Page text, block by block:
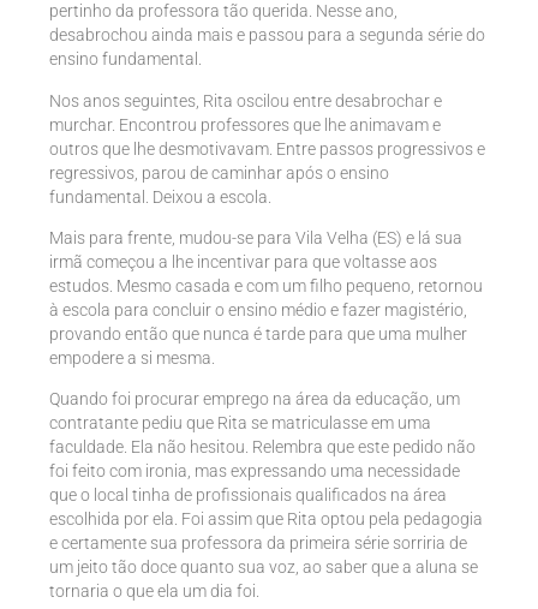
pertinho da professora tão querida. Nesse ano,
desabrochou ainda mais e passou para a segunda série do
ensino fundamental.
Nos anos seguintes, Rita oscilou entre desabrochar e
murchar. Encontrou professores que lhe animavam e
outros que lhe desmotivavam. Entre passos progressivos e
regressivos, parou de caminhar após o ensino
fundamental. Deixou a escola.
Mais para frente, mudou-se para Vila Velha (ES) e lá sua
irmã começou a lhe incentivar para que voltasse aos
estudos. Mesmo casada e com um filho pequeno, retornou
à escola para concluir o ensino médio e fazer magistério,
provando então que nunca é tarde para que uma mulher
empodere a si mesma.
Quando foi procurar emprego na área da educação, um
contratante pediu que Rita se matriculasse em uma
faculdade. Ela não hesitou. Relembra que este pedido não
foi feito com ironia, mas expressando uma necessidade
que o local tinha de profissionais qualificados na área
escolhida por ela. Foi assim que Rita optou pela pedagogia
e certamente sua professora da primeira série sorriria de
um jeito tão doce quanto sua voz, ao saber que a aluna se
tornaria o que ela um dia foi.